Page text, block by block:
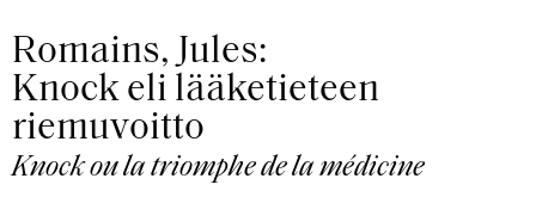
Romains, Jules:
Knock eli lääketieteen
riemuvoitto
Knock ou la triomphe de la médicine